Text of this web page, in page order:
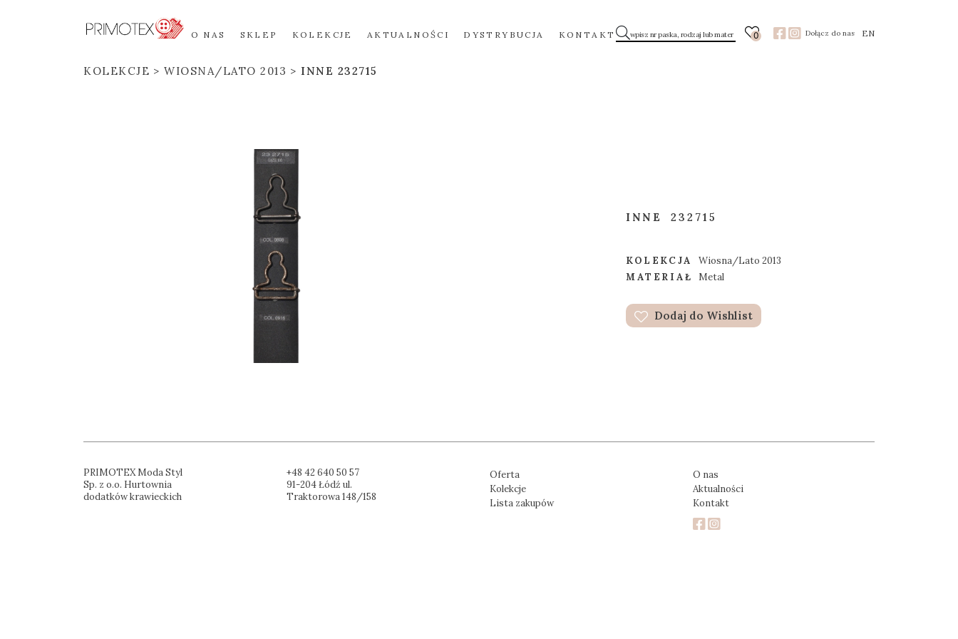
O NAS SKLEP KOLEKCJE AKTUALNOŚCI DYSTRYBUCJA KONTAKT 0 Dołącz do nas EN
KOLEKCJE WIOSNA/LATO 2013 INNE 232715
INNE 232715
KOLEKCJA
Wiosna/Lato 2013
MATERIAŁ
Metal
Dodaj do Wishlist
PRIMOTEX Moda Styl
Sp. z o.o. Hurtownia
dodatków krawieckich
+48 42 640 50 57
91-204 Łódź ul.
Traktorowa 148/158
Oferta
Kolekcje
Lista zakupów
O nas
Aktualności
Kontakt